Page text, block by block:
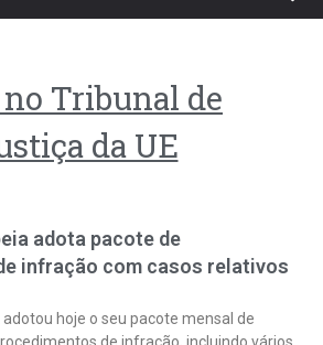
no Tribunal de
da UE
adota pacote de
infração com casos relativos
hoje o seu pacote mensal de